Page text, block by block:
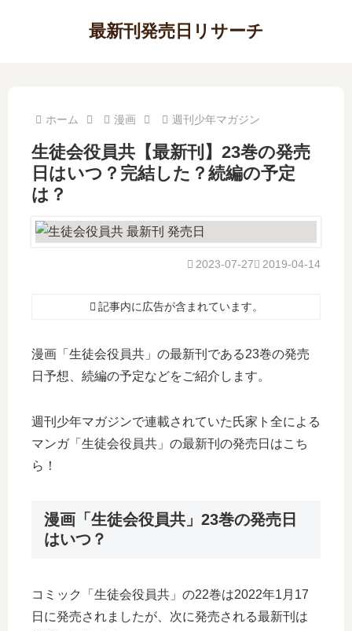
最新刊発売日リサーチ
ホーム 漫画 週刊少年マガジン
生徒会役員共【最新刊】23巻の発売
日はいつ？完結した？続編の予定
は？
2019-04-14
2023-07-27
記事内に広告が含まれています。
漫画「生徒会役員共」の最新刊である23巻の発売
日予想、続編の予定などをご紹介します。
週刊少年マガジンで連載されていた氏家ト全による
マンガ「生徒会役員共」の最新刊の発売日はこち
ら！
漫画「生徒会役員共」23巻の発売日
はいつ？
コミック「生徒会役員共」の22巻は2022年1月17
日に発売されましたが、次に発売される最新刊は